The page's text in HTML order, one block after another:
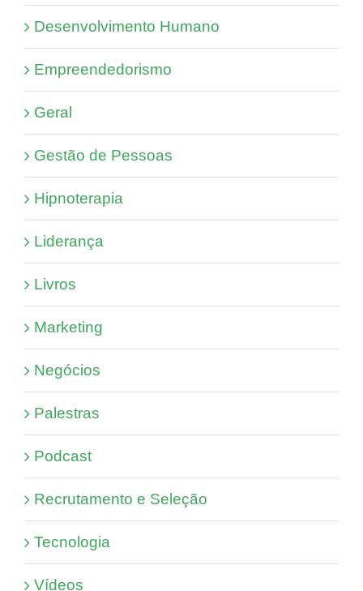
Desenvolvimento Humano
Empreendedorismo
Geral
Gestão de Pessoas
Hipnoterapia
Liderança
Livros
Marketing
Negócios
Palestras
Podcast
Recrutamento e Seleção
Tecnologia
Vídeos